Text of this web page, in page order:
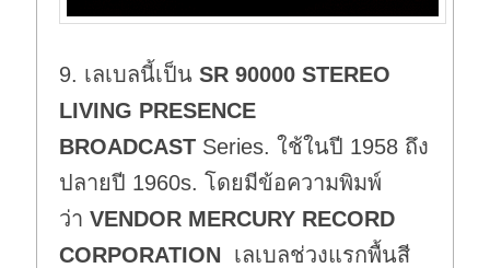
9. เลเบลนี้เป็นSR 90000 STEREO
LIVING PRESENCE
BROADCAST Series. ใช้ในปี 1958 ถึง
ปลายปี 1960s. โดยมีข้อความพิมพ์
ว่าVENDOR MERCURY RECORD
CORPORATION เลเบลช่วงแรกพื้นสี